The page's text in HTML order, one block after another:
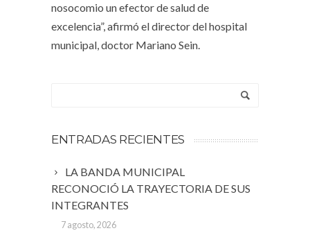
nosocomio un efector de salud de
excelencia”, afirmó el director del hospital
municipal, doctor Mariano Sein.
ENTRADAS RECIENTES
LA BANDA MUNICIPAL
RECONOCIÓ LA TRAYECTORIA DE SUS
INTEGRANTES
7 agosto, 2026